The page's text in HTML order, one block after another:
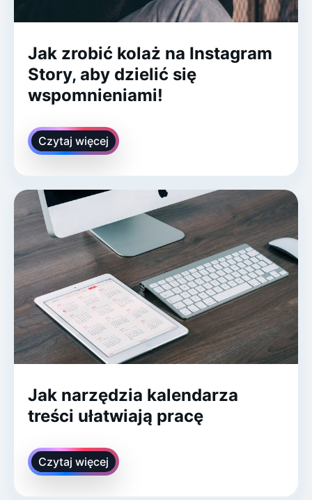
Jak zrobić kolaż na Instagram
Story, aby dzielić się
wspomnieniami!
Czytaj więcej
Jak narzędzia kalendarza
treści ułatwiają pracę
Czytaj więcej